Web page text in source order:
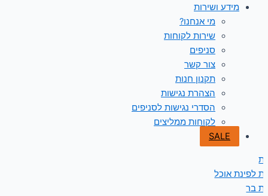
מידע ושירות
מי אנחנו?
שירות לקוחות
סניפים
צור קשר
תקנון חנות
הצהרת נגישות
הסדרי נגישות לסניפים
לקוחות ממליצים
SALE
לפינת אוכל
בר